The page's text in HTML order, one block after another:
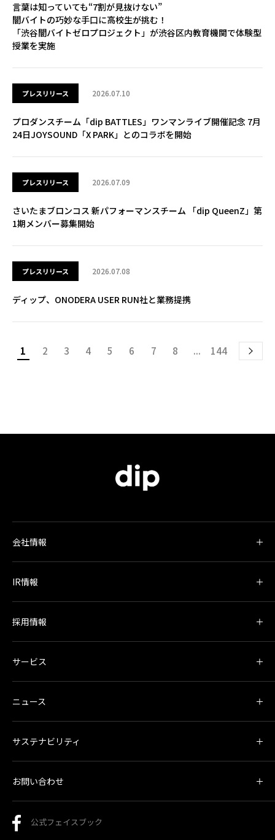
言葉は知っていても“7割が見抜けない”
闇バイトの巧妙な手口に高校生が挑む！
「渋谷闇バイトゼロプロジェクト」が渋谷区内教育機関で体験型
授業を実施
プレスリリース 2026.07.10
プロダンスチーム「dip BATTLES」ワンマンライブ開催記念 7月
24日JOYSOUND「X PARK」とのコラボを開始
プレスリリース 2026.07.09
さいたまブロンコス 新パフォーマンスチーム 「dip QueenZ」第
1期メンバー募集開始
プレスリリース 2026.07.08
ディップ、ONODERA USER RUN社と業務提携
1 2 3 4 5 6 7 8 ... 144
会社情報
IR情報
採用情報
サービス
ニュース
サステナビリティ
お問い合わせ
公式フェイスブック